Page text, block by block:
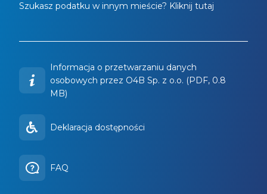
Szukasz podatku w innym mieście? Kliknij tutaj
Informacja o przetwarzaniu danych
osobowych przez O4B Sp. z o.o. (PDF, 0.8
MB)
Deklaracja dostępności
FAQ